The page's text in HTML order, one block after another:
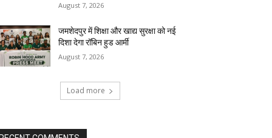
August 7, 2026
जमशेदपुर में शिक्षा और खाद्य सुरक्षा को नई
दिशा देगा रॉबिन हुड आर्मी
August 7, 2026
Load more